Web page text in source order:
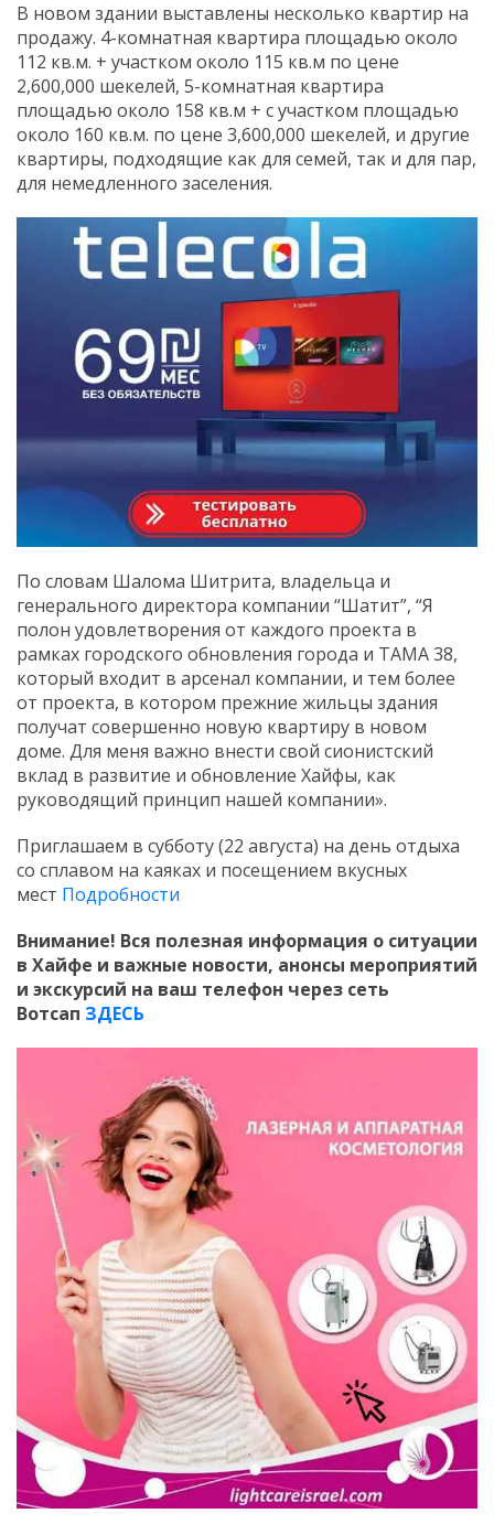
В новом здании выставлены несколько квартир на
продажу. 4-комнатная квартира площадью около
112 кв.м. + участком около 115 кв.м по цене
2,600,000 шекелей, 5-комнатная квартира
площадью около 158 кв.м + с участком площадью
около 160 кв.м. по цене 3,600,000 шекелей, и другие
квартиры, подходящие как для семей, так и для пар,
для немедленного заселения.
По словам Шалома Шитрита, владельца и
генерального директора компании “Шатит”, “Я
полон удовлетворения от каждого проекта в
рамках городского обновления города и TАMA 38,
который входит в арсенал компании, и тем более
от проекта, в котором прежние жильцы здания
получат совершенно новую квартиру в новом
доме. Для меня важно внести свой сионистский
вклад в развитие и обновление Хайфы, как
руководящий принцип нашей компании».
Приглашаем в субботу (22 августа) на день отдыха
со сплавом на каяках и посещением вкусных
мест Подробности
Внимание! Вся полезная информация о ситуации
в Хайфе и важные новости, анонсы мероприятий
и экскурсий на ваш телефон через сеть
Вотсап ЗДЕСЬ